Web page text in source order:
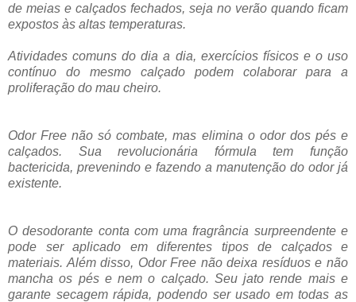
de meias e calçados fechados, seja no verão quando ficam
expostos às altas temperaturas.
Atividades comuns do dia a dia, exercícios físicos e o uso
contínuo do mesmo calçado podem colaborar para a
proliferação do mau cheiro.
Odor Free não só combate, mas elimina o odor dos pés e
calçados. Sua revolucionária fórmula tem função
bactericida, prevenindo e fazendo a manutenção do odor já
existente.
O desodorante conta com uma fragrância surpreendente e
pode ser aplicado em diferentes tipos de calçados e
materiais. Além disso, Odor Free não deixa resíduos e não
mancha os pés e nem o calçado. Seu jato rende mais e
garante secagem rápida, podendo ser usado em todas as